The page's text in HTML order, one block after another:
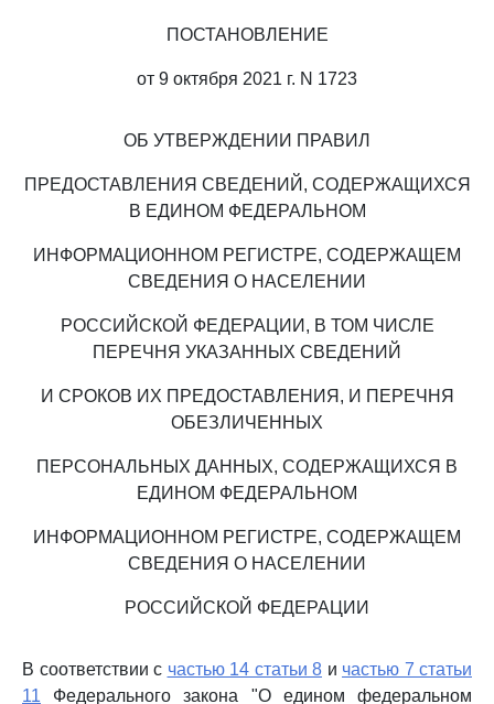
ПОСТАНОВЛЕНИЕ
от 9 октября 2021 г. N 1723
ОБ УТВЕРЖДЕНИИ ПРАВИЛ
ПРЕДОСТАВЛЕНИЯ СВЕДЕНИЙ, СОДЕРЖАЩИХСЯ
В ЕДИНОМ ФЕДЕРАЛЬНОМ
ИНФОРМАЦИОННОМ РЕГИСТРЕ, СОДЕРЖАЩЕМ
СВЕДЕНИЯ О НАСЕЛЕНИИ
РОССИЙСКОЙ ФЕДЕРАЦИИ, В ТОМ ЧИСЛЕ
ПЕРЕЧНЯ УКАЗАННЫХ СВЕДЕНИЙ
И СРОКОВ ИХ ПРЕДОСТАВЛЕНИЯ, И ПЕРЕЧНЯ
ОБЕЗЛИЧЕННЫХ
ПЕРСОНАЛЬНЫХ ДАННЫХ, СОДЕРЖАЩИХСЯ В
ЕДИНОМ ФЕДЕРАЛЬНОМ
ИНФОРМАЦИОННОМ РЕГИСТРЕ, СОДЕРЖАЩЕМ
СВЕДЕНИЯ О НАСЕЛЕНИИ
РОССИЙСКОЙ ФЕДЕРАЦИИ
В соответствии с частью 14 статьи 8 и частью 7 статьи
11 Федерального закона "О едином федеральном